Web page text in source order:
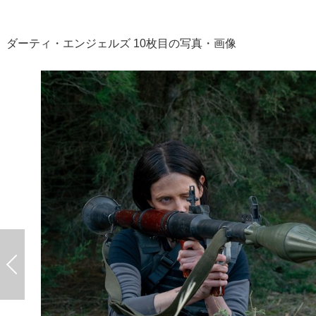
ダーティ・エンジェルズ 10枚目の写真・画像